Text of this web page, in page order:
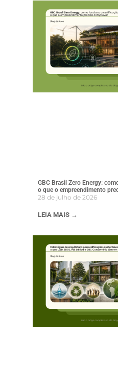
GBC Brasil Zero Energy:
o que o empreendimento
28 de julho de 2026
LEIA MAIS →